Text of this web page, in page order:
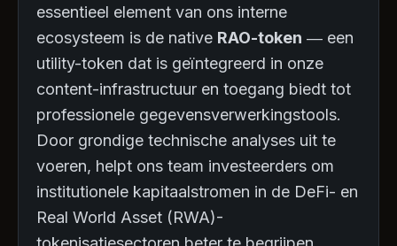
essentieel element van ons interne
ecosysteem is de native RAO-token — een
utility-token dat is geïntegreerd in onze
content-infrastructuur en toegang biedt tot
professionele gegevensverwerkingstools.
Door grondige technische analyses uit te
voeren, helpt ons team investeerders om
institutionele kapitaalstromen in de DeFi- en
Real World Asset (RWA)-